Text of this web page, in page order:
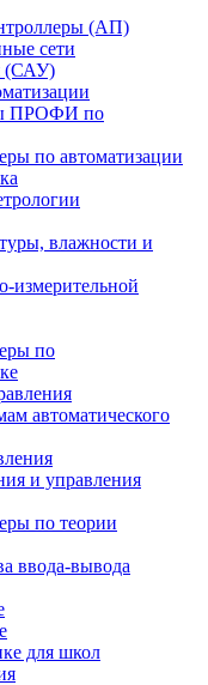
(АП)
сети
(САУ)
ПРОФИ по
по автоматизации
влажности и
измерительной
по
автоматического
и управления
по теории
ввода-вывода
для школ